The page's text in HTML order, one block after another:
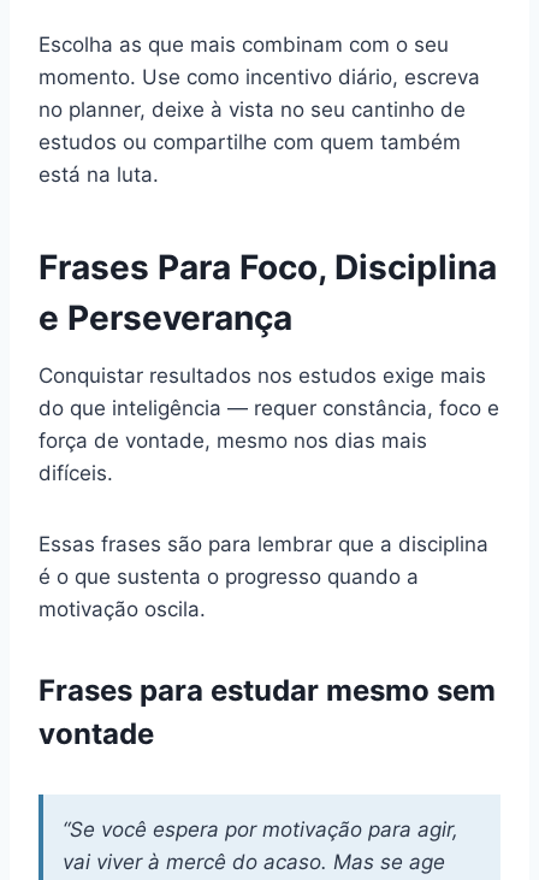
Escolha as que mais combinam com o seu
momento. Use como incentivo diário, escreva
no planner, deixe à vista no seu cantinho de
estudos ou compartilhe com quem também
está na luta.
Frases Para Foco, Disciplina
e Perseverança
Conquistar resultados nos estudos exige mais
do que inteligência — requer constância, foco e
força de vontade, mesmo nos dias mais
difíceis.
Essas frases são para lembrar que a disciplina
é o que sustenta o progresso quando a
motivação oscila.
Frases para estudar mesmo sem
vontade
“Se você espera por motivação para agir,
vai viver à mercê do acaso. Mas se age